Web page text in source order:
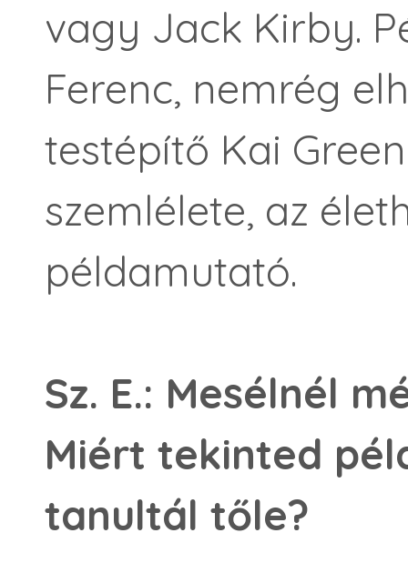
vagy Jack Kirby.
Ferenc, nemrég
testépítő Kai
szemlélete, az
példamutató.
Sz. E.: Mesélnél
Miért tekinted
tanultál tőle?